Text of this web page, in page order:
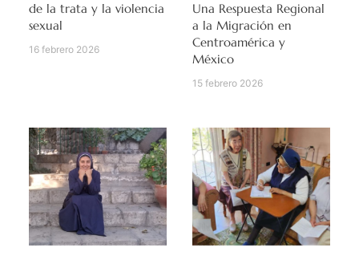
de la trata y la violencia
sexual
16 febrero 2026
Una Respuesta Regional
a la Migración en
Centroamérica y
México
15 febrero 2026